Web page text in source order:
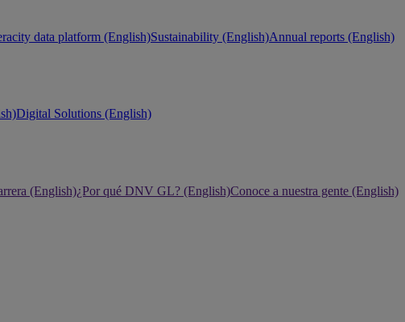
data platform (English)Sustainability (English)Annual reports (English)
Digital Solutions (English)
(English)¿Por qué DNV GL? (English)Conoce a nuestra gente (English)